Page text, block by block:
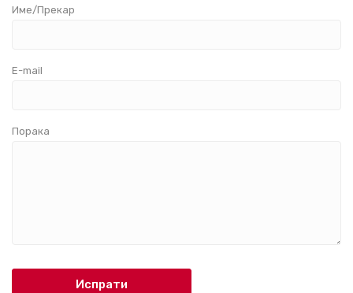
Име/Прекар
E-mail
Порака
Испрати